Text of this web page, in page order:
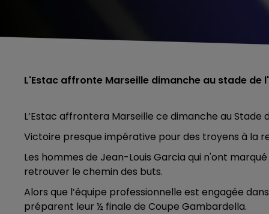
L'Estac affronte Marseille dimanche au stade de
L’Estac affrontera Marseille ce dimanche au Stade
Victoire presque impérative pour des troyens à la
Les hommes de Jean-Louis Garcia qui n'ont
retrouver le chemin des buts.
Alors que l’équipe professionnelle est engagée
préparent leur ½ finale de Coupe Gambardella.